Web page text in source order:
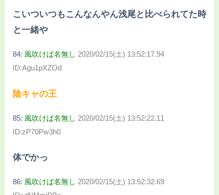
こいついつもこんなんやん浅尾と比べられてた時
と一緒や
84: 風吹けば名無し 2020/02/15(土) 13:52:17.94
ID:Agu1pXZOd
陰キャの王
85: 風吹けば名無し 2020/02/15(土) 13:52:22.11
ID:zP70Pw3h0
体でかっ
86: 風吹けば名無し 2020/02/15(土) 13:52:32.69